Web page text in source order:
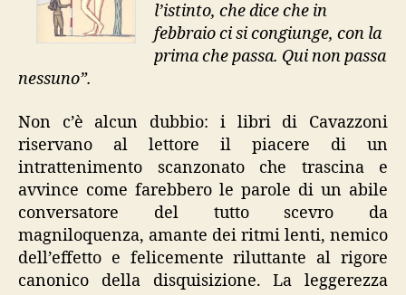
l’istinto, che dice che in
febbraio ci si congiunge, con la
prima che passa. Qui non passa
nessuno”.
Non c’è alcun dubbio: i libri di Cavazzoni
riservano al lettore il piacere di un
intrattenimento scanzonato che trascina e
avvince come farebbero le parole di un abile
conversatore del tutto scevro da
magniloquenza, amante dei ritmi lenti, nemico
dell’effetto e felicemente riluttante al rigore
canonico della disquisizione. La leggerezza